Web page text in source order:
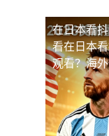
在日本看
看在日本
观看？海